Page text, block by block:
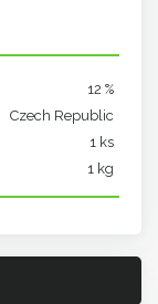
12 %
Czech Republic
1 ks
1 kg